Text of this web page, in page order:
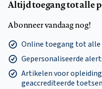
Altijd toegang tot alle
Abonneer vandaag nog!
Online toegang tot
Gepersonaliseerde
Artikelen voor
geaccrediteerde